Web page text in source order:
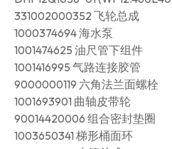
331002000352 飞轮总成
1000374694 海水泵
1001474625 油尺管下组件
1001416995 气路连接胶管
9000000119 六角法兰面螺栓
1001693901 曲轴皮带轮
90014420006 组合密封垫圈
1003650341 梯形桶面环